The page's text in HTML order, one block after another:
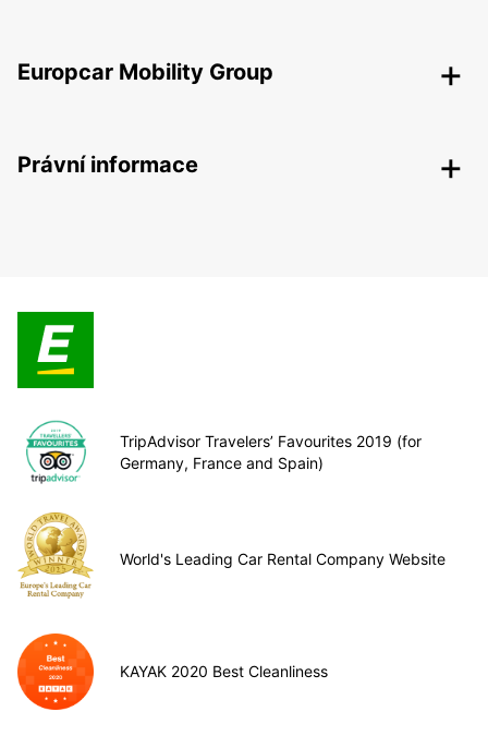
Europcar Mobility Group
Právní informace
TripAdvisor Travelers’ Favourites 2019 (for
Germany, France and Spain)
World's Leading Car Rental Company Website
KAYAK 2020 Best Cleanliness